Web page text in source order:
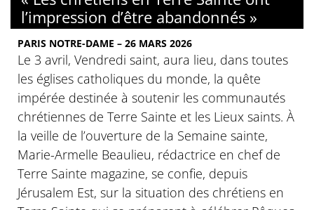
l’impression d’être abandonnés »
PARIS NOTRE-DAME – 26 MARS 2026
Le 3 avril, Vendredi saint, aura lieu, dans toutes
les églises catholiques du monde, la quête
impérée destinée à soutenir les communautés
chrétiennes de Terre Sainte et les Lieux saints. À
la veille de l’ouverture de la Semaine sainte,
Marie-Armelle Beaulieu, rédactrice en chef de
Terre Sainte magazine, se confie, depuis
Jérusalem Est, sur la situation des chrétiens en